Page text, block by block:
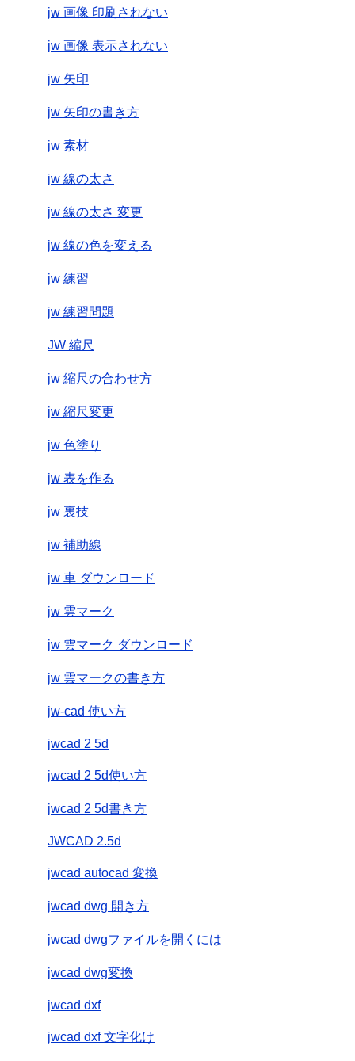
jw 画像 印刷されない
jw 画像 表示されない
jw 矢印
jw 矢印の書き方
jw 素材
jw 線の太さ
jw 線の太さ 変更
jw 線の色を変える
jw 練習
jw 練習問題
JW 縮尺
jw 縮尺の合わせ方
jw 縮尺変更
jw 色塗り
jw 表を作る
jw 裏技
jw 補助線
jw 車 ダウンロード
jw 雲マーク
jw 雲マーク ダウンロード
jw 雲マークの書き方
jw-cad 使い方
jwcad 2 5d
jwcad 2 5d使い方
jwcad 2 5d書き方
JWCAD 2.5d
jwcad autocad 変換
jwcad dwg 開き方
jwcad dwgファイルを開くには
jwcad dwg変換
jwcad dxf
jwcad dxf 文字化け